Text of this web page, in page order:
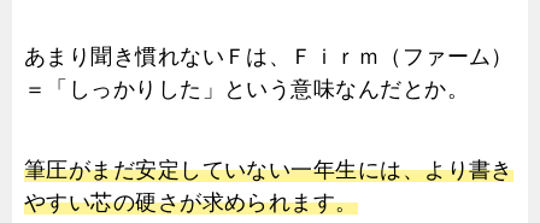
あまり聞き慣れないＦは、Ｆｉｒｍ（ファーム）
＝「しっかりした」という意味なんだとか。
筆圧がまだ安定していない一年生には、より書き
やすい芯の硬さが求められます。